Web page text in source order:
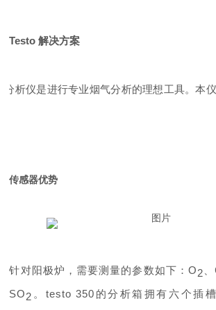
Testo 解决方案
分析仪是进行专业烟气分析的理想工具。本
传感器优势
针对阳极炉，需要测量的参数如下：O2
SO2 。testo 350的分析箱拥有六个插